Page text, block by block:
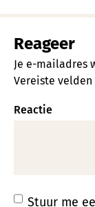
Reageer
Je e-mailadres
Vereiste
Reactie
Stuur me